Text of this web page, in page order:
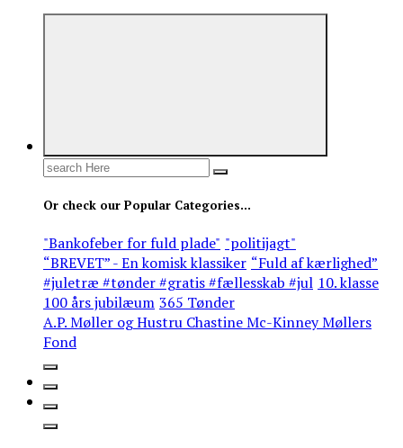
Search
Or check our Popular Categories...
"Bankofeber for fuld plade" "politijagt"
“BREVET” - En komisk klassiker “Fuld af kærlighed”
#juletræ #tønder #gratis #fællesskab #jul 10. klasse
100 års jubilæum 365 Tønder
A.P. Møller og Hustru Chastine Mc-Kinney Møllers
Fond